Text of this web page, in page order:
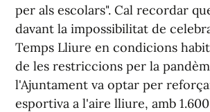
per als escolars". Cal recordar
davant la impossibilitat de
Temps Lliure en condicions
de les restriccions per la
l'Ajuntament va optar per
esportiva a l'aire lliure, amb